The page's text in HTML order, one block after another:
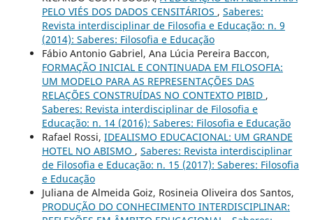
PELO VIÉS DOS DADOS CENSITÁRIOS , Saberes:
Revista interdisciplinar de Filosofia e Educação: n. 9
(2014): Saberes: Filosofia e Educação
Fábio Antonio Gabriel, Ana Lúcia Pereira Baccon,
FORMAÇÃO INICIAL E CONTINUADA EM FILOSOFIA:
UM MODELO PARA AS REPRESENTAÇÕES DAS
RELAÇÕES CONSTRUÍDAS NO CONTEXTO PIBID ,
Saberes: Revista interdisciplinar de Filosofia e
Educação: n. 14 (2016): Saberes: Filosofia e Educação
Rafael Rossi, IDEALISMO EDUCACIONAL: UM GRANDE
HOTEL NO ABISMO , Saberes: Revista interdisciplinar
de Filosofia e Educação: n. 15 (2017): Saberes: Filosofia
e Educação
Juliana de Almeida Goiz, Rosineia Oliveira dos Santos,
PRODUÇÃO DO CONHECIMENTO INTERDISCIPLINAR: